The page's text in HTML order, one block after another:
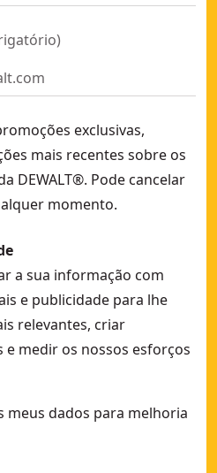
)
exclusivas,
mais recentes sobre os
DEWALT®. Pode cancelar
momento.
a sua informação com
e publicidade para lhe
relevantes, criar
e medir os nossos esforços
meus dados para melhoria